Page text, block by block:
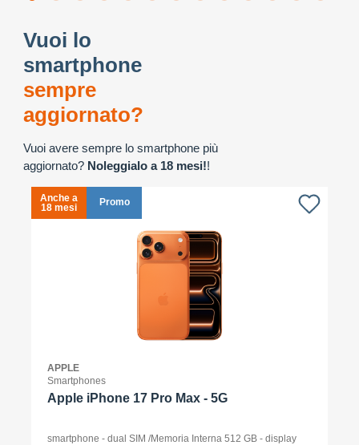
Vuoi lo
smartphone
sempre
aggiornato?
Vuoi avere sempre lo smartphone più
aggiornato? Noleggialo a 18 mesi!!
Anche a
18 mesi
Promo
APPLE
Smartphones
Apple iPhone 17 Pro Max - 5G
smartphone - dual SIM /Memoria Interna 512 GB - display